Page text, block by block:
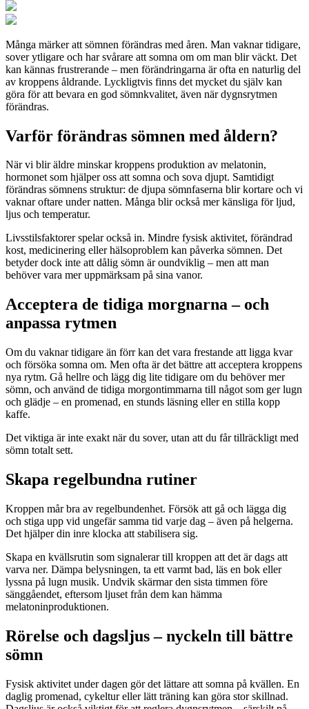
Många märker att sömnen förändras med åren. Man vaknar tidigare,
sover ytligare och har svårare att somna om om man blir väckt. Det
kan kännas frustrerande – men förändringarna är ofta en naturlig del
av kroppens åldrande. Lyckligtvis finns det mycket du själv kan
göra för att bevara en god sömnkvalitet, även när dygnsrytmen
förändras.
Varför förändras sömnen med åldern?
När vi blir äldre minskar kroppens produktion av melatonin,
hormonet som hjälper oss att somna och sova djupt. Samtidigt
förändras sömnens struktur: de djupa sömnfaserna blir kortare och vi
vaknar oftare under natten. Många blir också mer känsliga för ljud,
ljus och temperatur.
Livsstilsfaktorer spelar också in. Mindre fysisk aktivitet, förändrad
kost, medicinering eller hälsoproblem kan påverka sömnen. Det
betyder dock inte att dålig sömn är oundviklig – men att man
behöver vara mer uppmärksam på sina vanor.
Acceptera de tidiga morgnarna – och
anpassa rytmen
Om du vaknar tidigare än förr kan det vara frestande att ligga kvar
och försöka somna om. Men ofta är det bättre att acceptera kroppens
nya rytm. Gå hellre och lägg dig lite tidigare om du behöver mer
sömn, och använd de tidiga morgontimmarna till något som ger lugn
och glädje – en promenad, en stunds läsning eller en stilla kopp
kaffe.
Det viktiga är inte exakt när du sover, utan att du får tillräckligt med
sömn totalt sett.
Skapa regelbundna rutiner
Kroppen mår bra av regelbundenhet. Försök att gå och lägga dig
och stiga upp vid ungefär samma tid varje dag – även på helgerna.
Det hjälper din inre klocka att stabilisera sig.
Skapa en kvällsrutin som signalerar till kroppen att det är dags att
varva ner. Dämpa belysningen, ta ett varmt bad, läs en bok eller
lyssna på lugn musik. Undvik skärmar den sista timmen före
sänggåendet, eftersom ljuset från dem kan hämma
melatoninproduktionen.
Rörelse och dagsljus – nyckeln till bättre
sömn
Fysisk aktivitet under dagen gör det lättare att somna på kvällen. En
daglig promenad, cykeltur eller lätt träning kan göra stor skillnad.